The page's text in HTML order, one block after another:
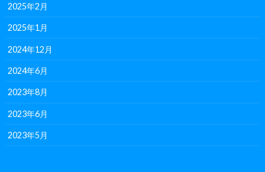
2025年2月
2025年1月
2024年12月
2024年6月
2023年8月
2023年6月
2023年5月